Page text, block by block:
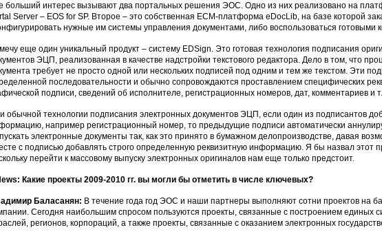
больший интерес вызывают два портальных решения ЭОС. Одно из них реализовано на
Server – EOS for SP. Второе – это собственная ECM-платформа eDocLib, на базе которой
нужные им системы управления документами, либо воспользоваться готовыми
еще один уникальный продукт – систему EDSign. Это готовая технология подписания
ЭЦП, реализованная в качестве надстройки текстового редактора. Дело в том, что
требует не просто одной или нескольких подписей под одним и тем же текстом. Эти
последовательности и обычно сопровождаются проставлением специфических
подписи, сведений об исполнителе, регистрационных номеров, дат, комментариев и
обычной технологии подписания электронных документов ЭЦП, если один из подписантов
например регистрационный номер, то предыдущие подписи автоматически
электронные документы так, как это принято в бумажном делопроизводстве, давая
с подписью добавлять строго определенную реквизитную информацию. Я бы назвал этот
перейти к массовому выпуску электронных оригиналов нам еще только предстоит.
Какие проекты 2009-2010 гг. вы могли бы отметить в числе ключевых?
Баласанян: В течение года год ЭОС и наши партнеры выполняют сотни проектов на
Сегодня наибольшим спросом пользуются проекты, связанные с построением единых
регионов, корпораций, а также проекты, связанные с оказанием электронных